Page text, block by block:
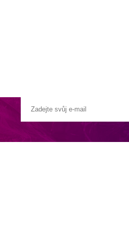
Malé, přibližně 11 km od